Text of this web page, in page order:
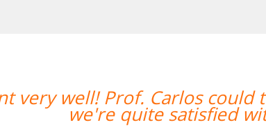
very well! Prof. Carlos could
we're quite satisfied